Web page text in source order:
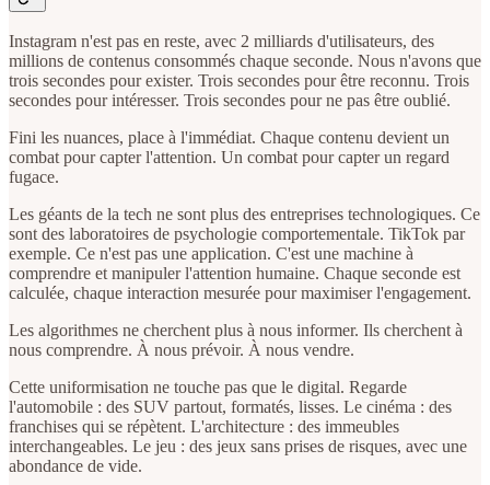
Instagram n'est pas en reste, avec 2 milliards d'utilisateurs, des
millions de contenus consommés chaque seconde. Nous n'avons que
trois secondes pour exister. Trois secondes pour être reconnu. Trois
secondes pour intéresser. Trois secondes pour ne pas être oublié.
Fini les nuances, place à l'immédiat. Chaque contenu devient un
combat pour capter l'attention. Un combat pour capter un regard
fugace.
Les géants de la tech ne sont plus des entreprises technologiques. Ce
sont des laboratoires de psychologie comportementale. TikTok par
exemple. Ce n'est pas une application. C'est une machine à
comprendre et manipuler l'attention humaine. Chaque seconde est
calculée, chaque interaction mesurée pour maximiser l'engagement.
Les algorithmes ne cherchent plus à nous informer. Ils cherchent à
nous comprendre. À nous prévoir. À nous vendre.
Cette uniformisation ne touche pas que le digital. Regarde
l'automobile : des SUV partout, formatés, lisses. Le cinéma : des
franchises qui se répètent. L'architecture : des immeubles
interchangeables. Le jeu : des jeux sans prises de risques, avec une
abondance de vide.